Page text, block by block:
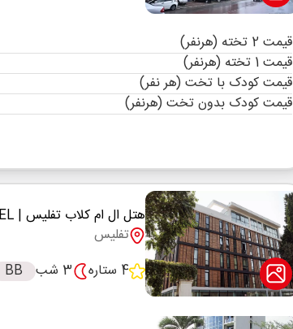
قیمت 2 تخته (هرنفر)
قیمت 1 تخته (هرنفر)
قیمت کودک با تخت (هر نفر)
قیمت کودک بدون تخت (هرنفر)
هتل ال ام کلاب تفلیس | LM CLUB HOTEL
تفلیس
4 ستاره
3 شب BB